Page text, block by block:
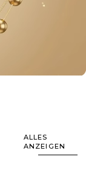
ALLES
ANZEIGEN